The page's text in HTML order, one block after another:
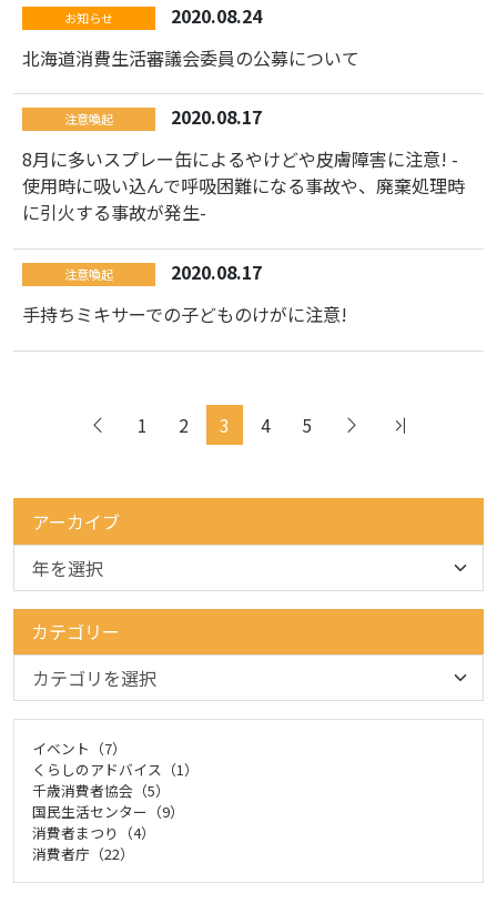
お知らせ
2020.08.24
北海道消費生活審議会委員の公募について
注意喚起
2020.08.17
8月に多いスプレー缶によるやけどや皮膚障害に注意! -
使用時に吸い込んで呼吸困難になる事故や、廃棄処理時
に引火する事故が発生-
注意喚起
2020.08.17
手持ちミキサーでの子どものけがに注意!
1 2 3 4 5
アーカイブ
カテゴリー
イベント（7）
くらしのアドバイス（1）
千歳消費者協会（5）
国民生活センター（9）
消費者まつり（4）
消費者庁（22）